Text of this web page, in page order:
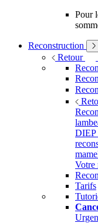
Pour
Reconstruction
Retour
DIEP
Votre
Tarifs